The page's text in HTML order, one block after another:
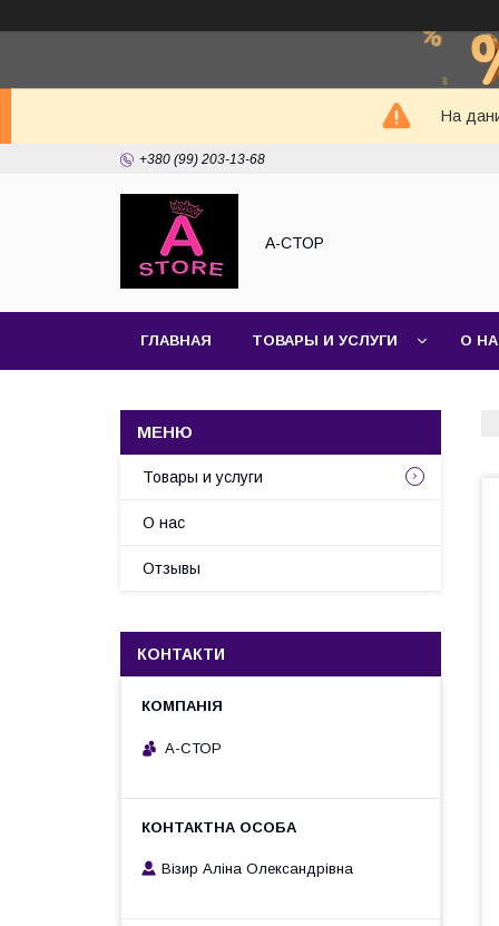
На
+380 (99) 203-13-68
А-СТОР
ГЛАВНАЯ ТОВАРЫ И УСЛУГИ О
Товары и услуги
О нас
Отзывы
КОНТАКТИ
А-СТОР
Візир Аліна Олександрівна